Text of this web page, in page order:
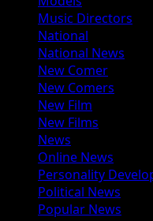
Music Directors
National
National News
New Comer
New Comers
New Film
New Films
News
Online News
Personality
Political News
Popular News